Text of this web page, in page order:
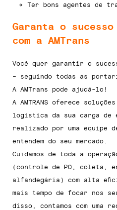
Ter bons agentes de
Garanta o
com a AMTrans
Você quer garantir o
– seguindo todas as
A AMTrans pode ajudá-lo!
A AMTRANS oferece
logística da sua carga de
realizado por uma equipe
entendem do seu mercado.
Cuidamos de toda a
(controle de PO, coleta,
alfandegária) com alta
mais tempo de focar nos
disso, contamos com uma